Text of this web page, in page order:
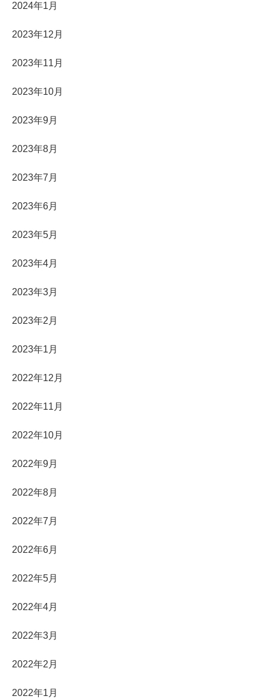
2024年1月
2023年12月
2023年11月
2023年10月
2023年9月
2023年8月
2023年7月
2023年6月
2023年5月
2023年4月
2023年3月
2023年2月
2023年1月
2022年12月
2022年11月
2022年10月
2022年9月
2022年8月
2022年7月
2022年6月
2022年5月
2022年4月
2022年3月
2022年2月
2022年1月